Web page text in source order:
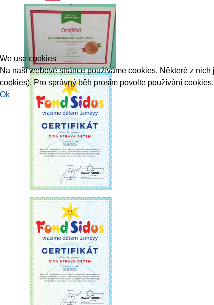
We use cookies
Na naší webové stránce používáme cookies. Některé z
cookies). Pro správný běh prosím povolte používání cookies.
Ok